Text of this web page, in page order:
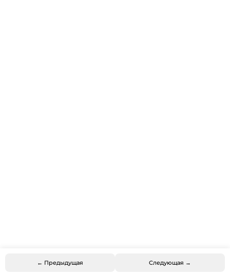
← Предыдущая Следующая →